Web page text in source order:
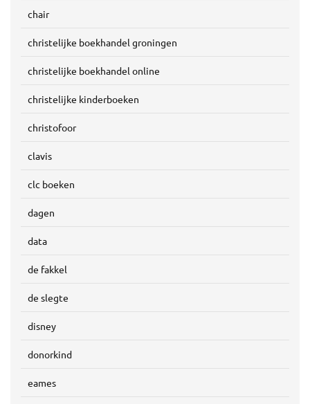
chair
christelijke boekhandel groningen
christelijke boekhandel online
christelijke kinderboeken
christofoor
clavis
clc boeken
dagen
data
de fakkel
de slegte
disney
donorkind
eames